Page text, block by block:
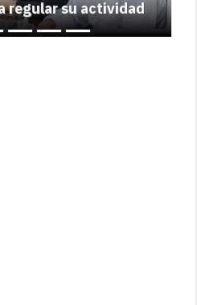
regular su actividad